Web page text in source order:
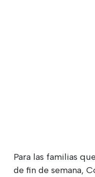
Para las familias
de fin de semana,